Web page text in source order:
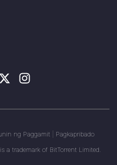
a trademark of BitTorrent Limited.
ng Paggamit Pagkapribado